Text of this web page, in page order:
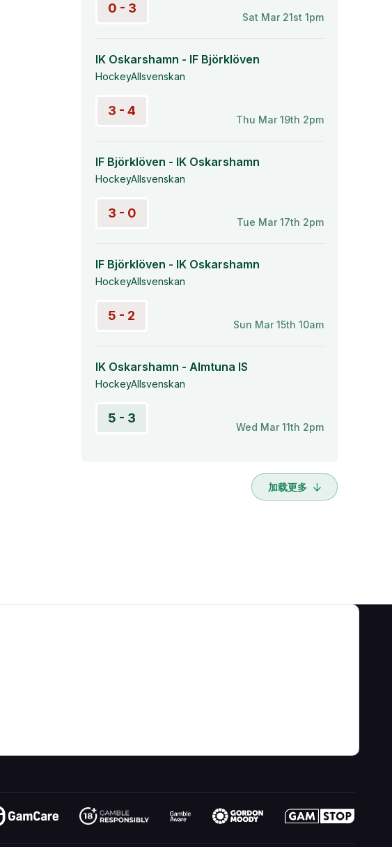
0 - 3
Sat Mar 21st 1pm
IK Oskarshamn - IF Björklöven
HockeyAllsvenskan
3 - 4
Thu Mar 19th 2pm
IF Björklöven - IK Oskarshamn
HockeyAllsvenskan
3 - 0
Tue Mar 17th 2pm
IF Björklöven - IK Oskarshamn
HockeyAllsvenskan
5 - 2
Sun Mar 15th 10am
IK Oskarshamn - Almtuna IS
HockeyAllsvenskan
5 - 3
Wed Mar 11th 2pm
加载更多